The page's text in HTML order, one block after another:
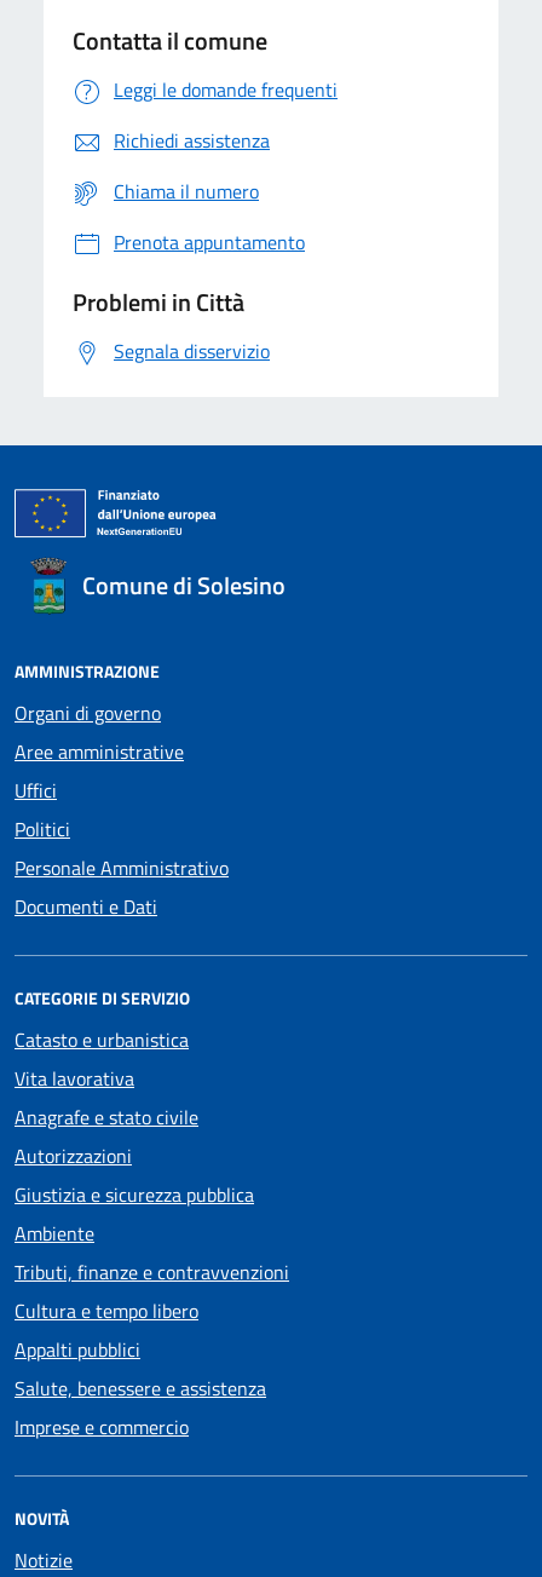
Contatta il comune
Leggi le domande frequenti
Richiedi assistenza
Chiama il numero
Prenota appuntamento
Problemi in Città
Segnala disservizio
Comune di Solesino
AMMINISTRAZIONE
Organi di governo
Aree amministrative
Uffici
Politici
Personale Amministrativo
Documenti e Dati
CATEGORIE DI SERVIZIO
Catasto e urbanistica
Vita lavorativa
Anagrafe e stato civile
Autorizzazioni
Giustizia e sicurezza pubblica
Ambiente
Tributi, finanze e contravvenzioni
Cultura e tempo libero
Appalti pubblici
Salute, benessere e assistenza
Imprese e commercio
NOVITÀ
Notizie